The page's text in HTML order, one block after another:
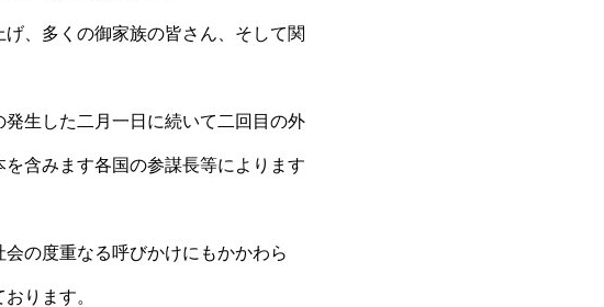
、多くの御家族の皆さん、そして関
生した二月一日に続いて二回目の外
含みます各国の参謀長等によります
の度重なる呼びかけにもかかわら
ります。